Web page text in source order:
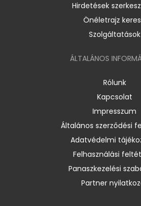
Hirdetések
Önéletrajz
Szolgáltatások
ÁLTALÁNOS
Rólunk
Kapcsolat
Impresszum
Általános szerződési
Adatvédelmi
Felhasználási
Panaszkezelési
Partner